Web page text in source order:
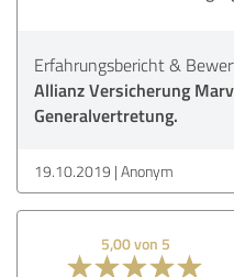
Erfahrungsbericht &
Allianz Versicherung
Generalvertretung.
19.10.2019 Anonym
5,00 von 5